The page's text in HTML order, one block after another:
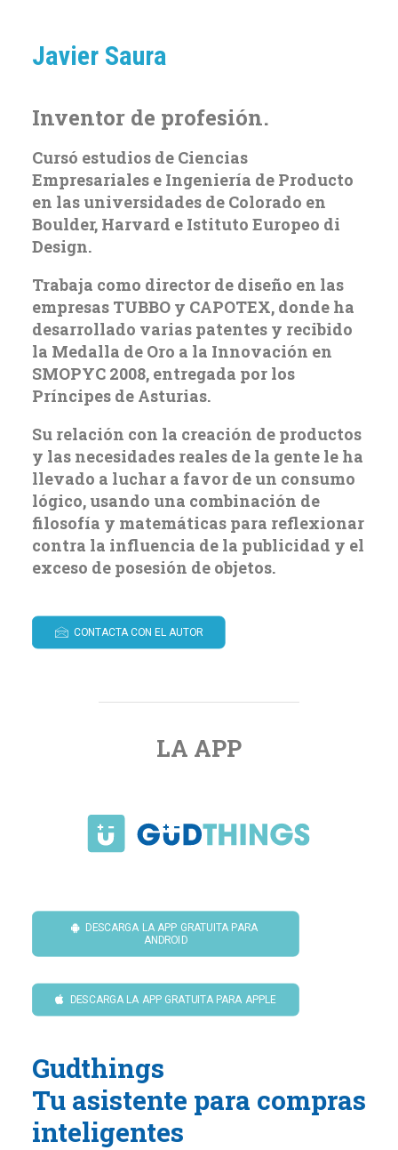
Javier Saura
Inventor de profesión.
Cursó estudios de Ciencias
Empresariales e Ingeniería de Producto
en las universidades de Colorado en
Boulder, Harvard e Istituto Europeo di
Design.
Trabaja como director de diseño en las
empresas TUBBO y CAPOTEX, donde ha
desarrollado varias patentes y recibido
la Medalla de Oro a la Innovación en
SMOPYC 2008, entregada por los
Príncipes de Asturias.
Su relación con la creación de productos
y las necesidades reales de la gente le ha
llevado a luchar a favor de un consumo
lógico, usando una combinación de
filosofía y matemáticas para reflexionar
contra la influencia de la publicidad y el
exceso de posesión de objetos.
CONTACTA CON EL AUTOR
LA APP
DESCARGA LA APP GRATUITA PARA
ANDROID
DESCARGA LA APP GRATUITA PARA APPLE
Gudthings
Tu asistente para compras
inteligentes